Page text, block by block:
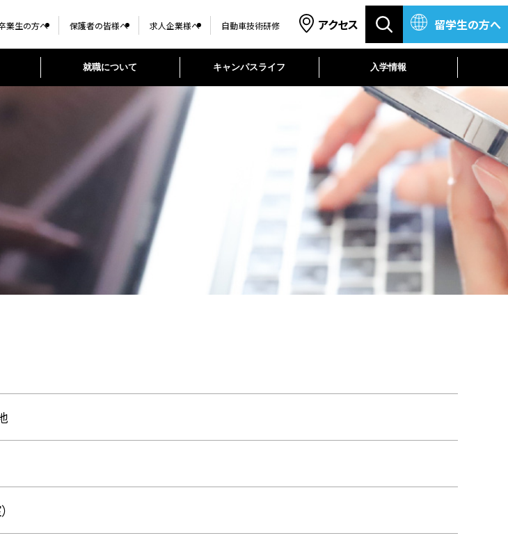
業生の方へ 保護者の皆様へ 求人企業様へ 自動車技術研修 アクセス 留学生の方へ
就職について キャンパスライフ 入学情報
5つの特長
TOYOTA NAGOYAで学ぶメリット
データで見る自動車業界
高度自動車工学科 自動車技術研究コース
備技術コース 高度自動車工学科 カスタマイズコース
国際自動車整備科
海外研修・留学​ 学生フォーミュラ メッセージ
教材
就職サポート
クラブ活動
学生会館
入試日程・会場
企業奨学金制度
全国各地学校説明会 AOエントリーの流れ
れ